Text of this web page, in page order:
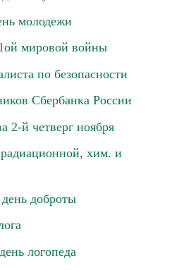
молодежи
мировой войны
по безопасности
Сбербанка России
2-й четверг ноября
хим. и
доброты
логопеда